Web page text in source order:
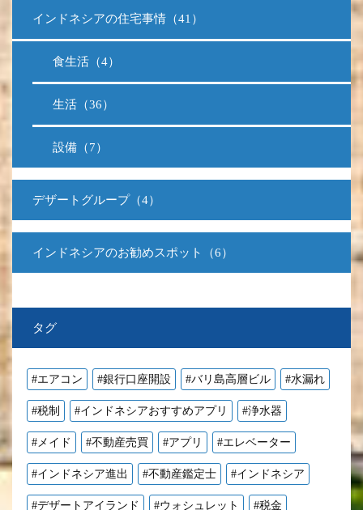
インドネシアの住宅事情（41）
食生活（4）
生活（36）
設備（7）
デザートグループ（4）
インドネシアのお勧めスポット（6）
タグ
#エアコン #銀行口座開設 #バリ島高層ビル #水漏れ
#税制 #インドネシアおすすめアプリ #浄水器
#メイド #不動産売買 #アプリ #エレベーター
#インドネシア進出 #不動産鑑定士 #インドネシア
#デザートアイランド #ウォシュレット #税金